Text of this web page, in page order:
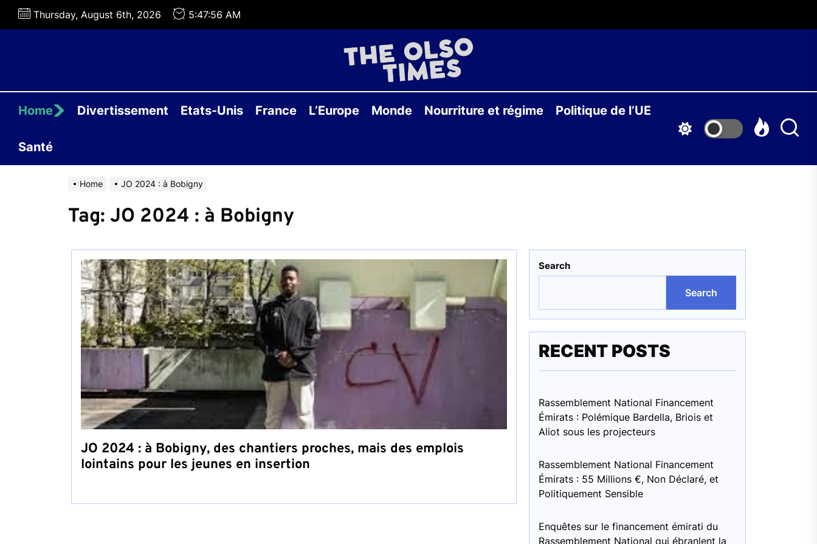
Skip
Thursday, August 6th, 2026 5:47:56 AM
OLSO
Home Divertissement Etats-Unis France L’Europe Monde Nourriture et régime Politique de l’UE
Santé
Home JO 2024 : à Bobigny
Tag: JO 2024 : à Bobigny
JO 2024 : à Bobigny, des chantiers proches, mais des emplois
lointains pour les jeunes en insertion
Search
Search
RECENT POSTS
Rassemblement National Financement
Émirats : Polémique Bardella, Briois et
Aliot sous les projecteurs
Rassemblement National Financement
Émirats : 55 Millions €, Non Déclaré, et
Politiquement Sensible
Enquêtes sur le financement émirati du
Rassemblement National qui ébranlent la